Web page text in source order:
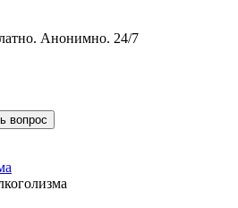
Анонимно. 24/7
вопрос